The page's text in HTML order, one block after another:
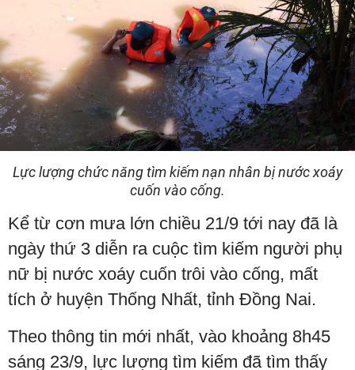
Lực lượng chức năng tìm kiếm nạn nhân bị nước xoáy
cuốn vào cống.
Kể từ cơn mưa lớn chiều 21/9 tới nay đã là
ngày thứ 3 diễn ra cuộc tìm kiếm người phụ
nữ bị nước xoáy cuốn trôi vào cống, mất
tích ở huyện Thống Nhất, tỉnh Đồng Nai.
Theo thông tin mới nhất, vào khoảng 8h45
sáng 23/9, lực lượng tìm kiếm đã tìm thấy